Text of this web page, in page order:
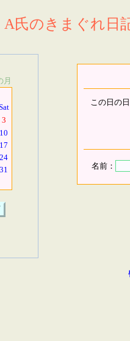
A氏のきまぐれ日
月
3
10
17
24
31
この日の
名前：